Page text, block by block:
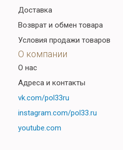
Доставка
Возврат и обмен товара
Условия продажи товаров
О компании
О нас
Адреса и контакты
vk.com/pol33ru
instagram.com/pol33.ru
youtube.com